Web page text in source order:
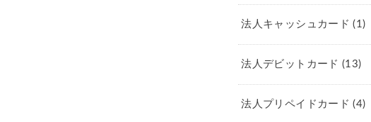
法人キャッシュカード(1)
法人デビットカード (13)
法人プリペイドカード(4)